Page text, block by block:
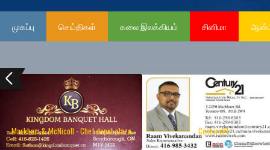
முகப்பு செய்திகள் கலை இலக்கியம் சினிமா
Markham & McNicoll - Chef depot plaza Century21
UK (London) Tuesday, December